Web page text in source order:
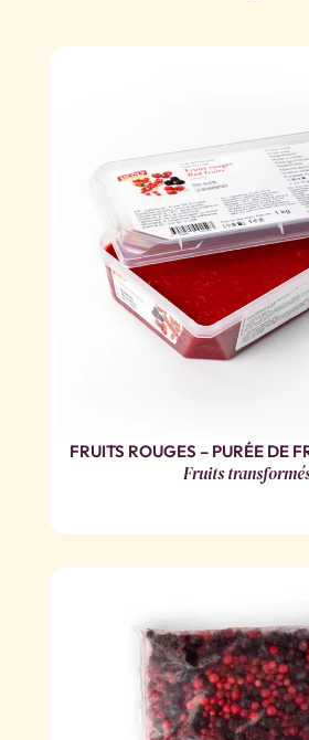
FRUITS ROUGES – PURÉE DE
Fruits